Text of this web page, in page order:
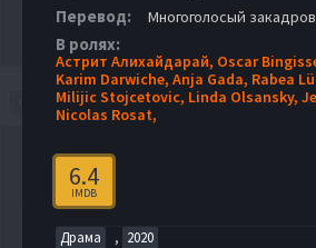
Перевод: Многоголосый
В ролях:
Астрит Алихайдарай, Oscar
Karim Darwiche, Anja Gada, Rabea
Milijic Stojcetovic, Linda Olsansky,
Nicolas Rosat,
6.4
IMDB
Драма , 2020